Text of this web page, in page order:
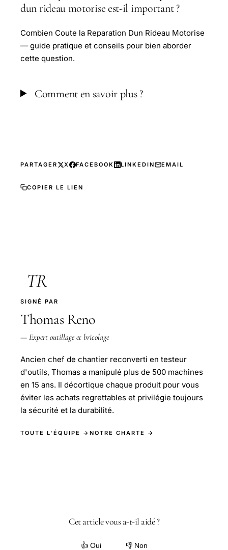
dun rideau motorise est-il important ?
Combien Coute la Reparation Dun Rideau Motorise
— guide pratique et conseils pour bien aborder
cette question.
Comment en savoir plus ?
PARTAGER X FACEBOOK LINKEDIN EMAIL
COPIER LE LIEN
TR
SIGNÉ PAR
Thomas Reno
— Expert outillage et bricolage
Ancien chef de chantier reconverti en testeur
d'outils, Thomas a manipulé plus de 500 machines
en 15 ans. Il décortique chaque produit pour vous
éviter les achats regrettables et privilégie toujours
la sécurité et la durabilité.
TOUTE L'ÉQUIPE → NOTRE CHARTE →
Cet article vous a-t-il aidé ?
👍 Oui 👎 Non